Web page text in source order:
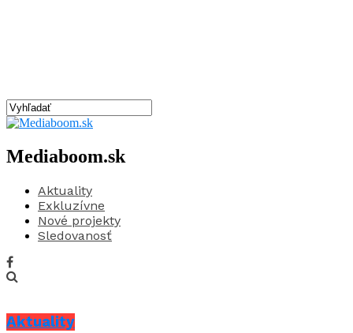
Mediaboom.sk
Aktuality
Exkluzívne
Nové projekty
Sledovanosť
Aktuality